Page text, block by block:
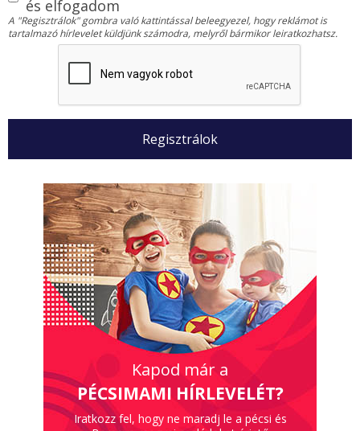
és elfogadom
A "Regisztrálok" gombra való kattintással beleegyezel, hogy reklámot is
tartalmazó hírlevelet küldjünk számodra, melyről bármikor leiratkozhatsz.
Kapod már a
PÉCSIMAMI HÍRLEVELÉT?
Iratkozz fel, hogy ne maradj le a pécsi és